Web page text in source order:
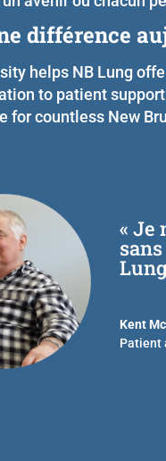
différence
helps NB Lung
to patient
for countless New
« Je
Kent
Patient